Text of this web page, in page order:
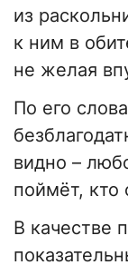
из
к ним в
не желая
По его
видно –
поймёт, кто
В качестве